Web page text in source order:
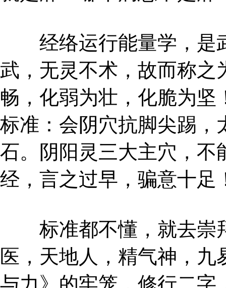
经络运行能量学，是
武，无灵不术，故而称之
畅，化弱为壮，化脆为
标准：会阴穴抗脚尖踢，
石。阴阳灵三大主穴，不
经，言之过早，骗意十足
标准都不懂，就去崇
医，天地人，精气神，
与力》的牢笼，修行二字